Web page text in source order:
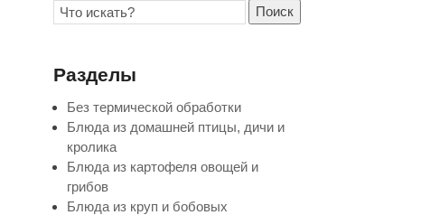
Поиск
Разделы
Без термической обработки
Блюда из домашней птицы, дичи и
кролика
Блюда из картофеля овощей и
грибов
Блюда из круп и бобовых